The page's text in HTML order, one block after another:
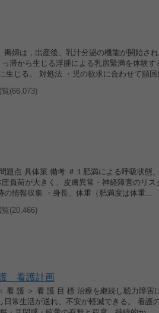
褥婦は，出産後、乳汁分泌の機能が開始さ
滞から生じる浮腫による乳房緊満を体験す
生じる。 対処法 ・児の欲求に合わせて頻
覧(66,073)
題点 具体策 備考 ＃１肥満による呼吸状態
負荷が大きく、皮膚異常・神経障害のリ
の情報収集 ・身長、体重（肥満度は体重...
覧(20,466)
看護計画
看 護 ＞ 看 護 目 標 治療を継続し聴力障害
日常生活が送れ、不安が軽減できる。 看護